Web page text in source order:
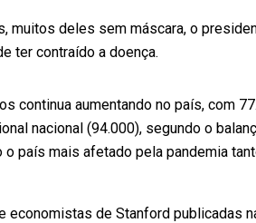
muitos deles sem máscara, o
ter contraído a doença.
continua aumentando no país, com
nacional (94.000), segundo o
o país mais afetado pela pandemia
economistas de Stanford publicadas